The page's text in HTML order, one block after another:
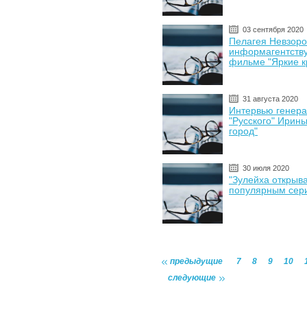
03 сентября 2020
Пелагея
фильме "Яркие
31 августа 2020
Интервью
"Русского"
город"
30 июля 2020
"Зулейха
популярным
предыдущие 7 8 9 10
следующие